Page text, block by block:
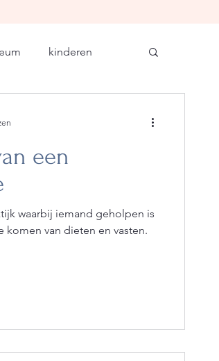
kinderen
een
waarbij iemand geholpen is
komen van dieten en vasten.